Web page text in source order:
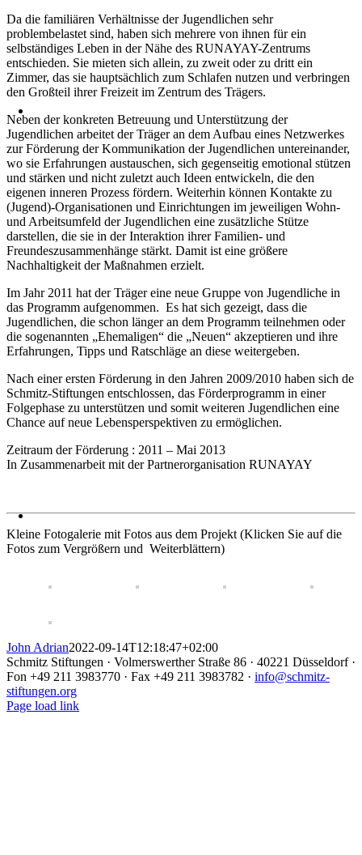
Da die familiären Verhältnisse der Jugendlichen sehr
problembelastet sind, haben sich mehrere von ihnen für ein
selbständiges Leben in der Nähe des RUNAYAY-Zentrums
entschieden. Sie mieten sich allein, zu zweit oder zu dritt ein
Zimmer, das sie hauptsächlich zum Schlafen nutzen und verbringen
den Großteil ihrer Freizeit im Zentrum des Trägers.
Neben der konkreten Betreuung und Unterstützung der
Jugendlichen arbeitet der Träger an dem Aufbau eines Netzwerkes
zur Förderung der Kommunikation der Jugendlichen untereinander,
wo sie Erfahrungen austauschen, sich gegenseitig emotional stützen
und stärken und nicht zuletzt auch Ideen entwickeln, die den
eigenen inneren Prozess fördern. Weiterhin können Kontakte zu
(Jugend)-Organisationen und Einrichtungen im jeweiligen Wohn-
und Arbeitsumfeld der Jugendlichen eine zusätzliche Stütze
darstellen, die sie in der Interaktion ihrer Familien- und
Freundeszusammenhänge stärkt. Damit ist eine größere
Nachhaltigkeit der Maßnahmen erzielt.
Im Jahr 2011 hat der Träger eine neue Gruppe von Jugendliche in
das Programm aufgenommen. Es hat sich gezeigt, dass die
Jugendlichen, die schon länger an dem Programm teilnehmen oder
die sogenannten „Ehemaligen“ die „Neuen“ akzeptieren und ihre
Erfahrungen, Tipps und Ratschläge an diese weitergeben.
Nach einer ersten Förderung in den Jahren 2009/2010 haben sich de
Schmitz-Stiftungen entschlossen, das Förderprogramm in einer
Folgephase zu unterstützen und somit weiteren Jugendlichen eine
Chance auf neue Lebensperspektiven zu ermöglichen.
Zeitraum der Förderung : 2011 – Mai 2013
In Zusammenarbeit mit der Partnerorganisation RUNAYAY
Kleine Fotogalerie mit Fotos aus dem Projekt (Klicken Sie auf die
Fotos zum Vergrößern und Weiterblättern)
John Adrian2022-09-14T12:18:47+02:00
Schmitz Stiftungen · Volmerswerther Straße 86 · 40221 Düsseldorf ·
Fon +49 211 3983770 · Fax +49 211 3983782 · info@schmitz-
stiftungen.org
Page load link